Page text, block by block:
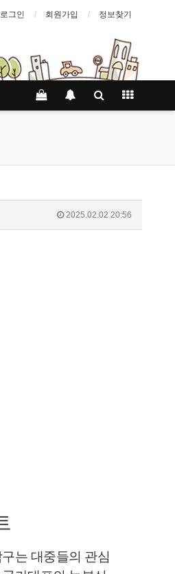
로그인 회원가입 정보찾기
2025.02.02 20:56
는 대중들의 관심